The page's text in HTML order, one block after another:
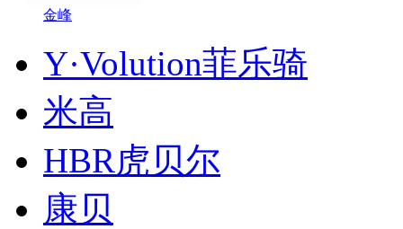
金峰
Y·Volution菲乐骑
米高
HBR虎贝尔
康贝